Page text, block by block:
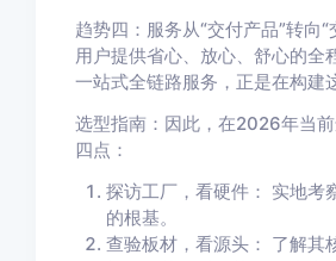
趋势四：服务从“交付产品”转向
用户提供省心、放心、舒心的全
一站式全链路服务，正是在构建
选型指南：因此，在2026年当
四点：
探访工厂，看硬件： 实地考
的根基。
查验板材，看源头： 了解其